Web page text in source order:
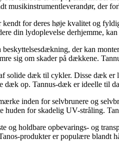
musikinstrumentleverandør, der
kendt for deres høje kvalitet og
din lydoplevelse derhjemme,
beskyttelsesdækning, der kan
sig om skader på dækkene.
solide dæk til cykler. Disse dæk
dæk op. Tannus-dæk er ideelle til
inden for selvbrunere og
huden for skadelig UV-stråling.
og holdbare opbevarings- og
produkter er populære blandt